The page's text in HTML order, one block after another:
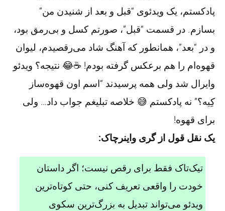
پادکستم، یک ویدئوی “قبل و بعد از شنیدن من”
بسازم. در قسمت “قبل”، صورتم کسل و بی‌رمق بود،
و در “بعد”، همانطور که آهنگ شاد می‌رقصیدم، لیوان
قهوه‌ام را هم برعکس گرفته بودم! ☕😂 نتیجه؟ ویدئو
وایرال شد ولی همه پرسیدند “اسم اون قهوه‌ساز
کِیه؟” نه پادکستم 😅 خلاصه تبلیغم جواب داد… ولی
برای قهوه!
یک نقل قول از گری واینرچاک:
تیک‌تاک فقط برای رقص نیست؛ اگر داستان
خودت را واقعی تعریف کنی، حتی کوتاه‌ترین
ویدئو می‌تواند تبدیل به بزرگ‌ترین سکوی